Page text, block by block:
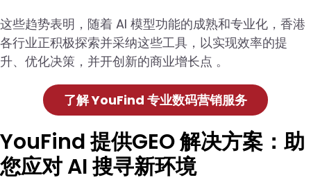
这些趋势表明，随着 AI 模型功能的成熟和专业化，香港
各行业正积极探索并采纳这些工具，以实现效率的提
升、优化决策，并开创新的商业增长点 。
了解 YouFind 专业数码营销服务
YouFind 提供GEO 解决方案：助
您应对 AI 搜寻新环境